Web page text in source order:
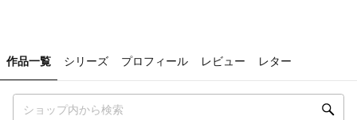
作品一覧 シリーズ プロフィール レビュー レター